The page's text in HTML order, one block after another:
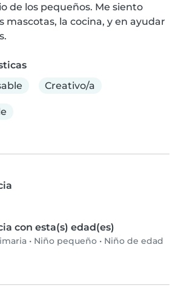
de los pequeños. Me siento
mascotas, la cocina, y en ayudar
Creativo/a
con esta(s) edad(es)
• Niño pequeño • Niño de edad